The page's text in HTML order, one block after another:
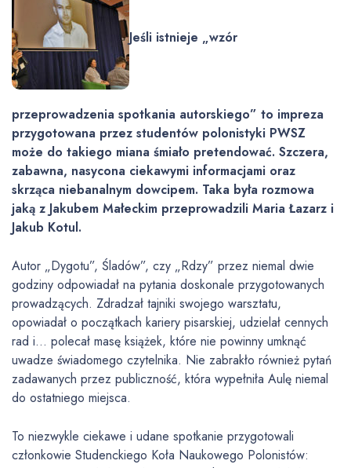
Jeśli istnieje „wzór
przeprowadzenia spotkania autorskiego” to impreza
przygotowana przez studentów polonistyki PWSZ
może do takiego miana śmiało pretendować. Szczera,
zabawna, nasycona ciekawymi informacjami oraz
skrząca niebanalnym dowcipem. Taka była rozmowa
jaką z Jakubem Małeckim przeprowadzili Maria Łazarz i
Jakub Kotul.
Autor „Dygotu”, Śladów”, czy „Rdzy” przez niemal dwie
godziny odpowiadał na pytania doskonale przygotowanych
prowadzących. Zdradzał tajniki swojego warsztatu,
opowiadał o początkach kariery pisarskiej, udzielał cennych
rad i… polecał masę książek, które nie powinny umknąć
uwadze świadomego czytelnika. Nie zabrakło również pytań
zadawanych przez publiczność, która wypełniła Aulę niemal
do ostatniego miejsca.
To niezwykle ciekawe i udane spotkanie przygotowali
członkowie Studenckiego Koła Naukowego Polonistów: